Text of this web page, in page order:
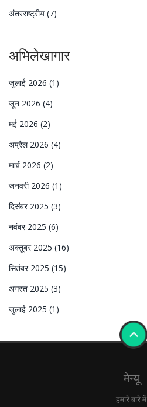
अंतरराष्ट्रीय (7)
अभिलेखागार
जुलाई 2026 (1)
जून 2026 (4)
मई 2026 (2)
अप्रैल 2026 (4)
मार्च 2026 (2)
जनवरी 2026 (1)
दिसंबर 2025 (3)
नवंबर 2025 (6)
अक्तूबर 2025 (16)
सितंबर 2025 (15)
अगस्त 2025 (3)
जुलाई 2025 (1)
मेन्यू
हमारे बारे में